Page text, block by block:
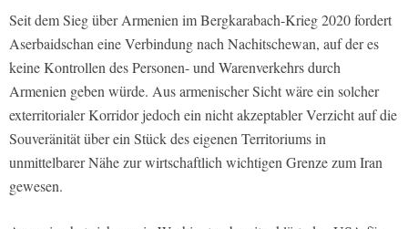
Seit dem Sieg über Armenien im Bergkarabach-Krieg 2020 fordert
Aserbaidschan eine Verbindung nach Nachitschewan, auf der es
keine Kontrollen des Personen- und Warenverkehrs durch
Armenien geben würde. Aus armenischer Sicht wäre ein solcher
exterritorialer Korridor jedoch ein nicht akzeptabler Verzicht auf die
Souveränität über ein Stück des eigenen Territoriums in
unmittelbarer Nähe zur wirtschaftlich wichtigen Grenze zum Iran
gewesen.